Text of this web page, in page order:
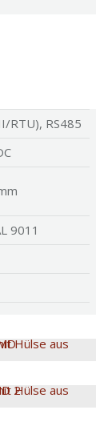
RTU), RS485
9011